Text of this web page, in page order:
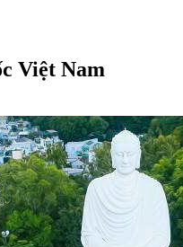
Việt Nam